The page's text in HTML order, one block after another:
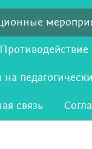
Противодействие
связь